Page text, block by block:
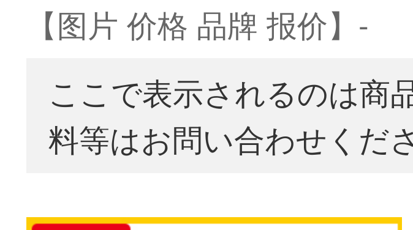
【图片 价格 品牌 报价】-
ここで表示されるのは商
料等はお問い合わせくだ